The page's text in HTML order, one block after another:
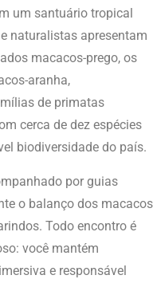
um santuário tropical
naturalistas apresentam
macacos-prego, os
aranha,
de primatas
cerca de dez espécies
biodiversidade do país.
por guias
o balanço dos macacos
Todo encontro é
você mantém
e responsável